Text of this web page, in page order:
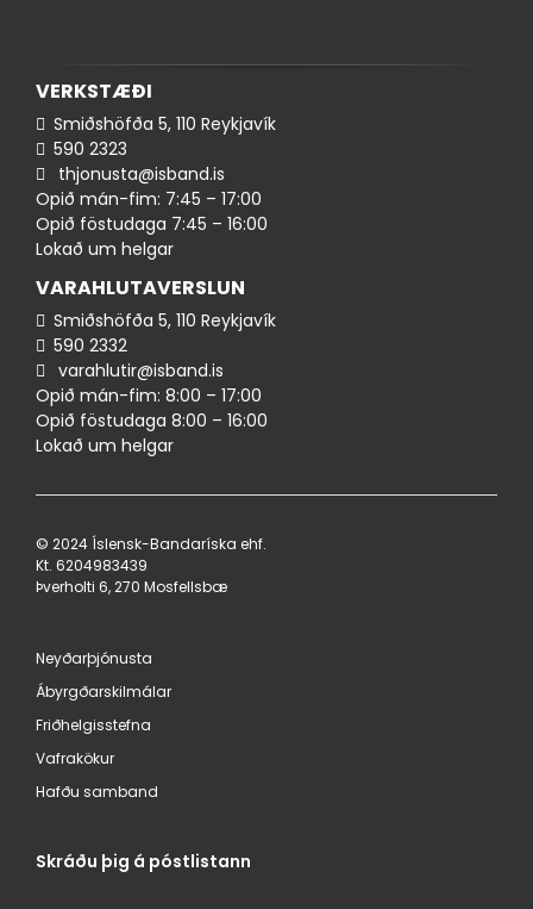
VERKSTÆÐI
Smiðshöfða 5, 110 Reykjavík
590 ​​2323
thjonusta@isband.is
Opið mán-fim: 7:45 – 17:00
Opið föstudaga 7:45 – 16:00
Lokað um helgar
VARAHLUTAVERSLUN
Smiðshöfða 5, 110 Reykjavík
590 ​2332
varahlutir@isband.is
Opið mán-fim: 8:00 – 17:00
Opið föstudaga 8:00 – 16:00
Lokað um helgar
© 2024 Íslensk-Bandaríska ehf.
Kt. 620498​3439
Þverholti 6, 270 Mosfellsbæ
Neyðarþjónusta
Ábyrgðarskilmálar
Friðhelgisstefna
Vafrakökur
Hafðu samband
Skráðu þig á póstlistann